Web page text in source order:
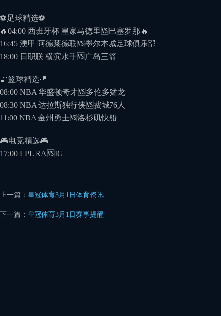
⚽️足球精选⚽️
🔥04:00 西班牙杯 皇家⻢德⾥🆚巴塞罗那🔥
16:45 澳甲 阿德莱德联🆚墨尔本城足球俱乐部
18:00 ⽇职联 横滨⽔⼿🆚⼴岛三箭
🏀篮球精选🏀
08:00 NBA 华盛顿奇才🆚多伦多猛⻰
08:30 NBA 达拉斯独⾏侠🆚费城76⼈
11:00 NBA ⾦州勇⼠🆚洛杉矶快船
🎮电竞精选🎮
17:00 LPL RA🆚IG
上一篇： 皇冠体育3月1日体育资讯
下一篇： 皇冠体育3月1日赛事提醒